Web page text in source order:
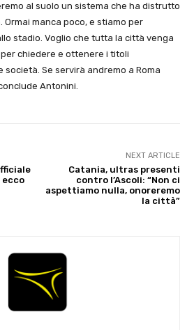
al suolo un sistema che ha distrutto
manca poco, e stiamo per
stadio. Voglio che tutta la città venga
chiedere e ottenere i titoli
Se servirà andremo a Roma
Antonini.
ecco
NEXT ARTICLE
Catania, ultras presenti
contro l’Ascoli: “Non ci
aspettiamo nulla, onoreremo
la città”